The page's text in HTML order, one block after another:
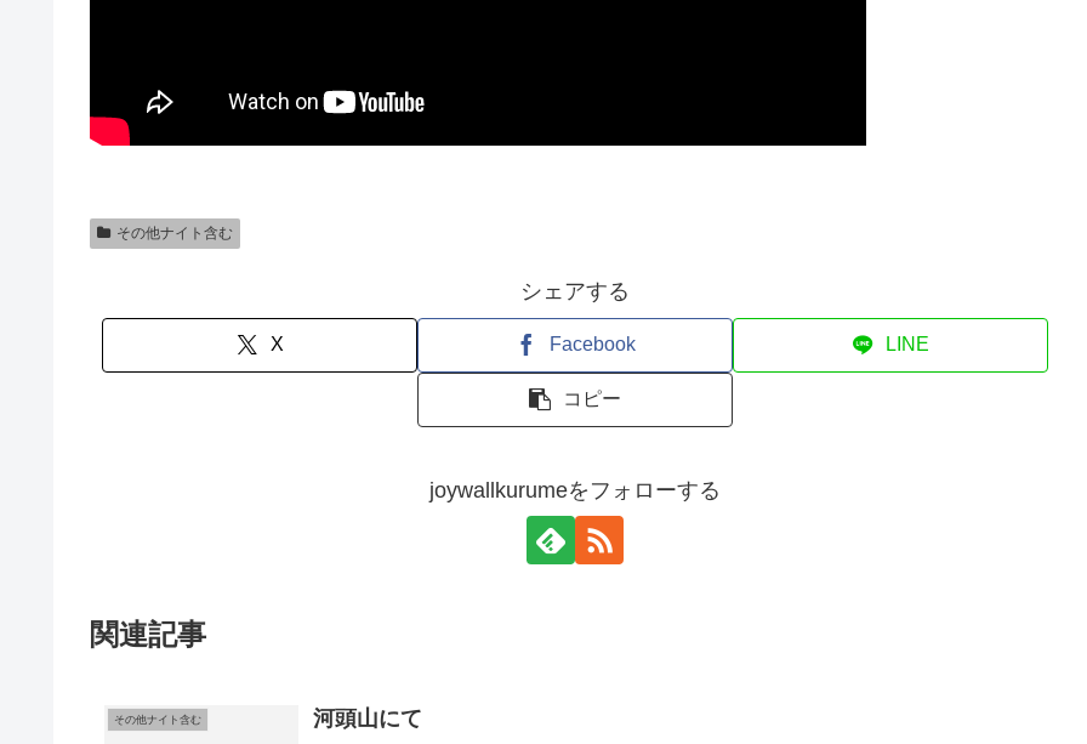
その他ナイト含む
シェアする
X Facebook LINE
コピー
joywallkurumeをフォローする
関連記事
その他ナイト含む 河頭山にて